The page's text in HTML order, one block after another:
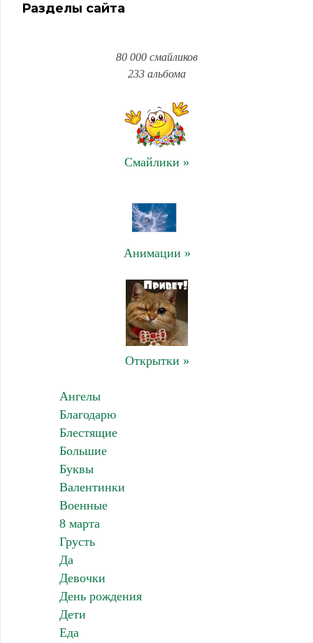
Разделы сайта
80 000 смайликов
233 альбома
Смайлики »
Анимации »
Открытки »
Ангелы
Благодарю
Блестящие
Большие
Буквы
Валентинки
Военные
8 марта
Грусть
Да
Девочки
День рождения
Дети
Еда